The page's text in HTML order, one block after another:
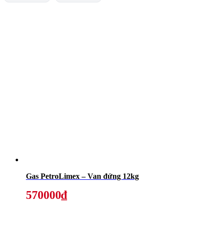
Gas PetroLimex – Van đứng 12kg
570000₫